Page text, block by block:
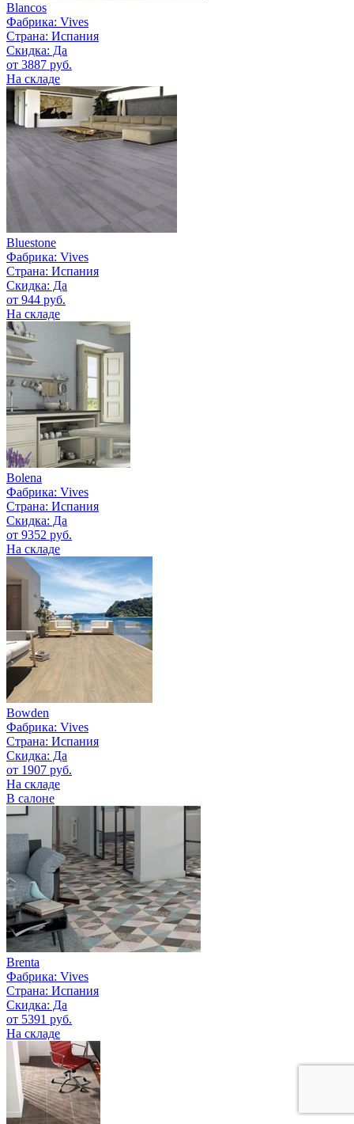
Blancos
Фабрика: Vives
Страна: Испания
Скидка: Да
от 3887 руб.
На складе
Bluestone
Фабрика: Vives
Страна: Испания
Скидка: Да
от 944 руб.
На складе
Bolena
Фабрика: Vives
Страна: Испания
Скидка: Да
от 9352 руб.
На складе
Bowden
Фабрика: Vives
Страна: Испания
Скидка: Да
от 1907 руб.
На складе
В салоне
Brenta
Фабрика: Vives
Страна: Испания
Скидка: Да
от 5391 руб.
На складе